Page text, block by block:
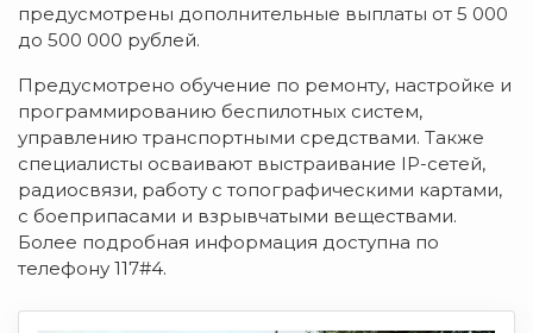
предусмотрены дополнительные выплаты от 5 000
до 500 000 рублей.
Предусмотрено обучение по ремонту, настройке и
программированию беспилотных систем,
управлению транспортными средствами. Также
специалисты осваивают выстраивание IP-сетей,
радиосвязи, работу с топографическими картами,
с боеприпасами и взрывчатыми веществами.
Более подробная информация доступна по
телефону 117#4.